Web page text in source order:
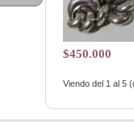
$450.000
Viendo del 1 al 5